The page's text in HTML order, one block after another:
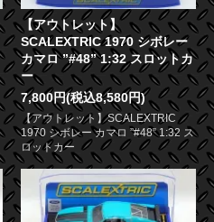
【アウトレット】
SCALEXTRIC 1970 シボレー
カマロ ”#48” 1:32 スロットカ
ー
7,800円(税込8,580円)
【アウトレット】SCALEXTRIC
1970 シボレー カマロ ”#48” 1:32 ス
ロットカー